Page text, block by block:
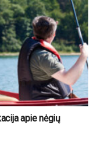
apie nėgių